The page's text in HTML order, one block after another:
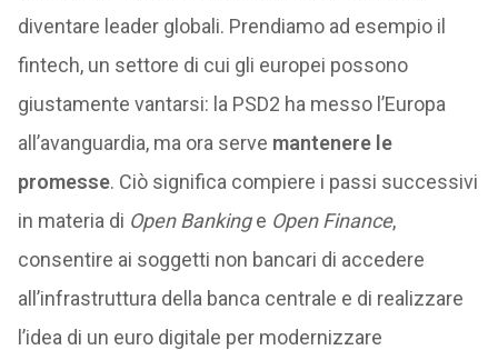
diventare leader globali. Prendiamo ad esempio il
fintech, un settore di cui gli europei possono
giustamente vantarsi: la PSD2 ha messo l’Europa
all’avanguardia, ma ora serve mantenere le
promesse. Ciò significa compiere i passi successivi
in materia di Open Bankinge Open Finance,
consentire ai soggetti non bancari di accedere
all’infrastruttura della banca centrale e di realizzare
l’idea di un euro digitale per modernizzare